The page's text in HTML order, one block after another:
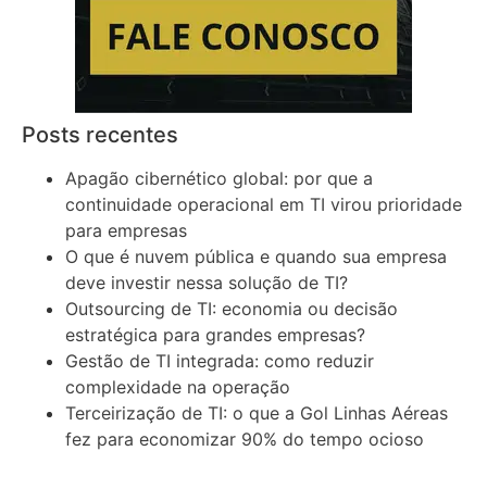
Posts recentes
Apagão cibernético global: por que a
continuidade operacional em TI virou prioridade
para empresas
O que é nuvem pública e quando sua empresa
deve investir nessa solução de TI?
Outsourcing de TI: economia ou decisão
estratégica para grandes empresas?
Gestão de TI integrada: como reduzir
complexidade na operação
Terceirização de TI: o que a Gol Linhas Aéreas
fez para economizar 90% do tempo ocioso